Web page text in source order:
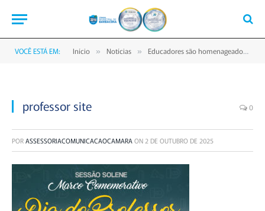
VOCÊ ESTÁ EM: Início » Notícias » Educadores são homenageados pelo Legislativo barbacenense no Dia do Professor
professor site 0
PORASSESSORIACOMUNICACAOCAMARAON 2 DE OUTUBRO DE 2025